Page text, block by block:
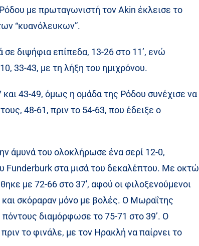
με πρωταγωνιστή τον Akin έκλεισε το
“κυανόλευκων”.
διψήφια επίπεδα, 13-26 στο 11’, ενώ
33-43, με τη λήξη του ημιχρόνου.
43-49, όμως η ομάδα της Ρόδου συνέχισε να
48-61, πριν το 54-63, που έδειξε ο
άμυνά του ολοκλήρωσε ένα σερί 12-0,
Funderburk στα μισά του δεκαλέπτου. Με οκτώ
με 72-66 στο 37′, αφού οι φιλοξενούμενοι
και σκόραραν μόνο με βολές. Ο Μωραΐτης
διαμόρφωσε το 75-71 στο 39’. Ο
το φινάλε, με τον Ηρακλή να παίρνει το